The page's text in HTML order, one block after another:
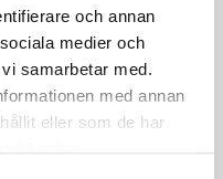
och annan
medier och
samarbetar med.
med annan
eller som de har
tjänster.